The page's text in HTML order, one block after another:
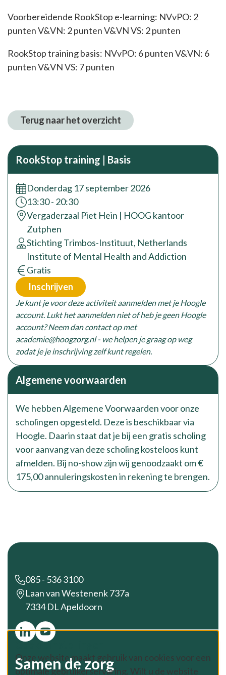
Cookie instellingen
Onze website maakt gebruik van cookies voor een
optimale gebruikerservaring. Wilt u de website
Voorbereidende RookStop e-learning: NVvPO: 2
punten V&VN: 2 punten V&VN VS: 2 punten
RookStop training basis: NVvPO: 6 punten V&VN: 6
punten V&VN VS: 7 punten
Terug naar het overzicht
RookStop training | Basis
Donderdag 17 september 2026
Tijd:13:30 - 20:30
locatie:
Vergaderzaal Piet Hein | HOOG kantoor
Zutphen
opleider:
Stichting Trimbos-Instituut, Netherlands
Institute of Mental Health and Addiction
Prijs:Gratis
Inschrijven
Je kunt je voor deze activiteit aanmelden met je Hoogle
account. Lukt het aanmelden niet of heb je geen Hoogle
account? Neem dan contact op met
academie@hoogzorg.nl - we helpen je graag op weg
zodat je je inschrijving zelf kunt regelen.
Algemene voorwaarden
We hebben Algemene Voorwaarden voor onze
scholingen opgesteld. Deze is beschikbaar via
Hoogle. Daarin staat dat je bij een gratis scholing
voor aanvang van deze scholing kosteloos kunt
afmelden. Bij no-show zijn wij genoodzaakt om €
175,00 annuleringskosten in rekening te brengen.
Footer
085 - 536 3100
Laan van Westenenk 737a
7334 DL Apeldoorn
Samen de zorg